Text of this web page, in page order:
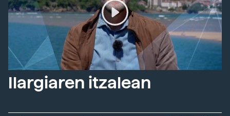
Ilargiaren itzalean